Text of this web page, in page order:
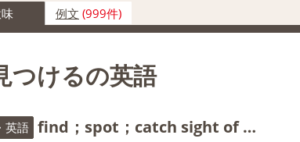
例文 (999件)
つけるの英語
英語 find；spot；catch sight of …